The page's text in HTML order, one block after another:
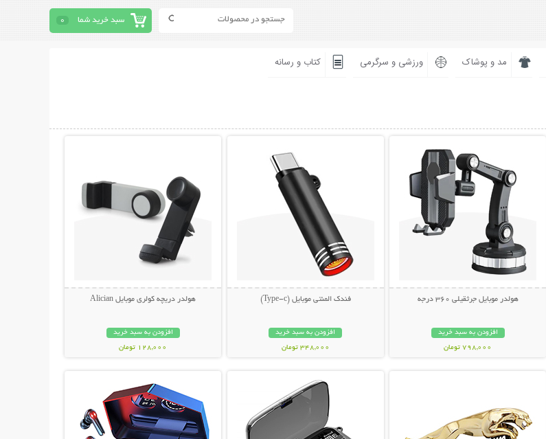
سبد خرید شما 0
مد و پوشاک ورزشی و سرگرمی کتاب و رسانه
هولدر موبایل جرثقیلی 360 درجه
افزودن به سبد خرید
798,000 تومان
فندک المنتی موبایل (Type-c)
افزودن به سبد خرید
348,000 تومان
هولدر دریچه کولری موبایل Alician
افزودن به سبد خرید
128,000 تومان